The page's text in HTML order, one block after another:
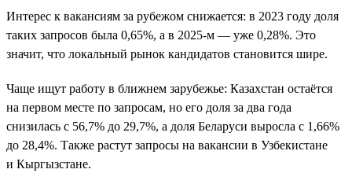
Интерес к вакансиям за рубежом снижается: в 2023 году доля
таких запросов была 0,65%, а в 2025-м — уже 0,28%. Это
значит, что локальный рынок кандидатов становится шире.
Чаще ищут работу в ближнем зарубежье: Казахстан остаётся
на первом месте по запросам, но его доля за два года
снизилась с 56,7% до 29,7%, а доля Беларуси выросла с 1,66%
до 28,4%. Также растут запросы на вакансии в Узбекистане
и Кыргызстане.